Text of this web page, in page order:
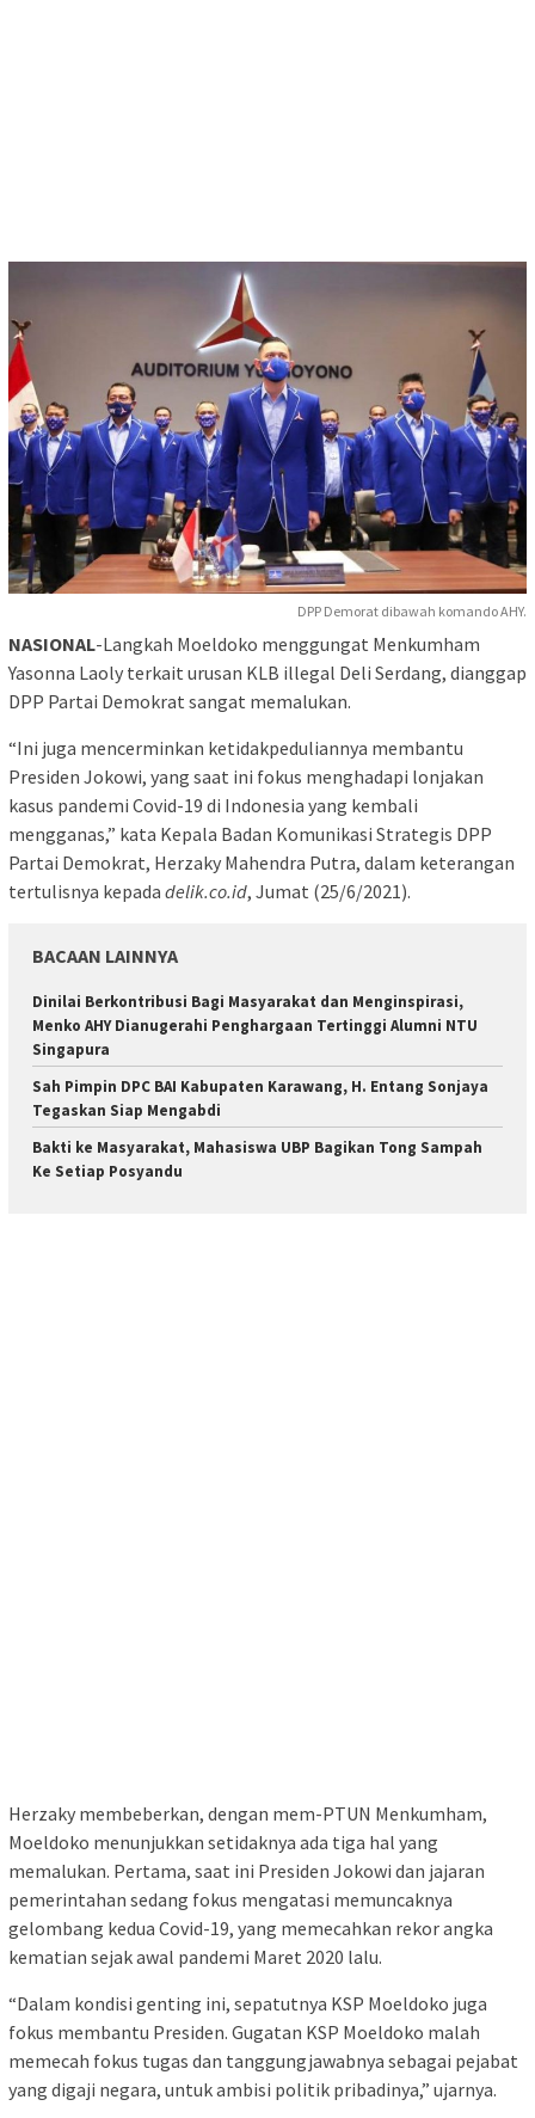
DPP Demorat dibawah komando AHY.
NASIONAL-Langkah Moeldoko menggungat Menkumham
Yasonna Laoly terkait urusan KLB illegal Deli Serdang, dianggap
DPP Partai Demokrat sangat memalukan.
“Ini juga mencerminkan ketidakpeduliannya membantu
Presiden Jokowi, yang saat ini fokus menghadapi lonjakan
kasus pandemi Covid-19 di Indonesia yang kembali
mengganas,” kata Kepala Badan Komunikasi Strategis DPP
Partai Demokrat, Herzaky Mahendra Putra, dalam keterangan
tertulisnya kepada delik.co.id, Jumat (25/6/2021).
BACAAN LAINNYA
Dinilai Berkontribusi Bagi Masyarakat dan Menginspirasi,
Menko AHY Dianugerahi Penghargaan Tertinggi Alumni NTU
Singapura
Sah Pimpin DPC BAI Kabupaten Karawang, H. Entang Sonjaya
Tegaskan Siap Mengabdi
Bakti ke Masyarakat, Mahasiswa UBP Bagikan Tong Sampah
Ke Setiap Posyandu
Herzaky membeberkan, dengan mem-PTUN Menkumham,
Moeldoko menunjukkan setidaknya ada tiga hal yang
memalukan. Pertama, saat ini Presiden Jokowi dan jajaran
pemerintahan sedang fokus mengatasi memuncaknya
gelombang kedua Covid-19, yang memecahkan rekor angka
kematian sejak awal pandemi Maret 2020 lalu.
“Dalam kondisi genting ini, sepatutnya KSP Moeldoko juga
fokus membantu Presiden. Gugatan KSP Moeldoko malah
memecah fokus tugas dan tanggungjawabnya sebagai pejabat
yang digaji negara, untuk ambisi politik pribadinya,” ujarnya.